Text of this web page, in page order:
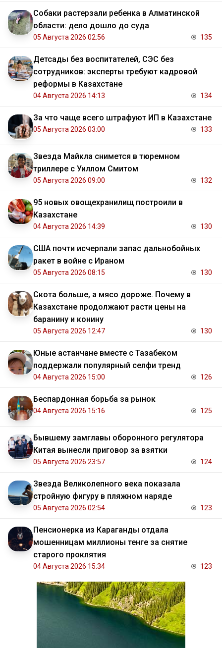
Собаки растерзали ребенка в Алматинской
области: дело дошло до суда
05 Августа 2026 02:56 135
Детсады без воспитателей, СЭС без
сотрудников: эксперты требуют кадровой
реформы в Казахстане
04 Августа 2026 14:13 134
За что чаще всего штрафуют ИП в Казахстане
05 Августа 2026 03:00 133
Звезда Майкла снимется в тюремном
триллере с Уиллом Смитом
05 Августа 2026 09:00 132
95 новых овощехранилищ построили в
Казахстане
04 Августа 2026 14:39 130
США почти исчерпали запас дальнобойных
ракет в войне с Ираном
05 Августа 2026 08:15 130
Скота больше, а мясо дороже. Почему в
Казахстане продолжают расти цены на
баранину и конину
05 Августа 2026 12:47 130
Юные астанчане вместе с Тазабеком
поддержали популярный селфи тренд
04 Августа 2026 15:00 126
Беспардонная борьба за рынок
04 Августа 2026 15:16 125
Бывшему замглавы оборонного регулятора
Китая вынесли приговор за взятки
05 Августа 2026 23:57 124
Звезда Великолепного века показала
стройную фигуру в пляжном наряде
05 Августа 2026 02:54 123
Пенсионерка из Караганды отдала
мошенницам миллионы тенге за снятие
старого проклятия
04 Августа 2026 15:34 123